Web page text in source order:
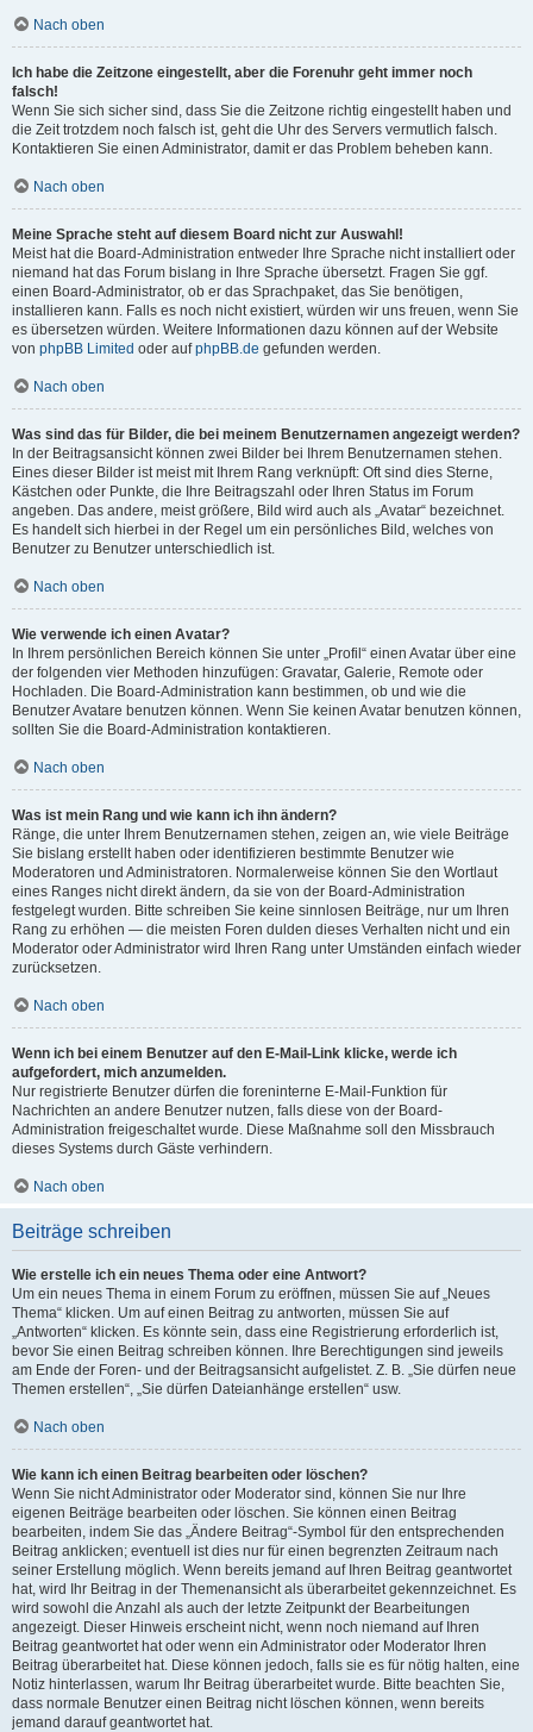
Nach oben
Ich habe die Zeitzone eingestellt, aber die Forenuhr geht immer noch
falsch!
Wenn Sie sich sicher sind, dass Sie die Zeitzone richtig eingestellt haben und
die Zeit trotzdem noch falsch ist, geht die Uhr des Servers vermutlich falsch.
Kontaktieren Sie einen Administrator, damit er das Problem beheben kann.
Nach oben
Meine Sprache steht auf diesem Board nicht zur Auswahl!
Meist hat die Board-Administration entweder Ihre Sprache nicht installiert oder
niemand hat das Forum bislang in Ihre Sprache übersetzt. Fragen Sie ggf.
einen Board-Administrator, ob er das Sprachpaket, das Sie benötigen,
installieren kann. Falls es noch nicht existiert, würden wir uns freuen, wenn Sie
es übersetzen würden. Weitere Informationen dazu können auf der Website
von phpBB Limited oder aufphpBB.de gefunden werden.
Nach oben
Was sind das für Bilder, die bei meinem Benutzernamen angezeigt werden?
In der Beitragsansicht können zwei Bilder bei Ihrem Benutzernamen stehen.
Eines dieser Bilder ist meist mit Ihrem Rang verknüpft: Oft sind dies Sterne,
Kästchen oder Punkte, die Ihre Beitragszahl oder Ihren Status im Forum
angeben. Das andere, meist größere, Bild wird auch als „Avatar“ bezeichnet.
Es handelt sich hierbei in der Regel um ein persönliches Bild, welches von
Benutzer zu Benutzer unterschiedlich ist.
Nach oben
Wie verwende ich einen Avatar?
In Ihrem persönlichen Bereich können Sie unter „Profil“ einen Avatar über eine
der folgenden vier Methoden hinzufügen: Gravatar, Galerie, Remote oder
Hochladen. Die Board-Administration kann bestimmen, ob und wie die
Benutzer Avatare benutzen können. Wenn Sie keinen Avatar benutzen können,
sollten Sie die Board-Administration kontaktieren.
Nach oben
Was ist mein Rang und wie kann ich ihn ändern?
Ränge, die unter Ihrem Benutzernamen stehen, zeigen an, wie viele Beiträge
Sie bislang erstellt haben oder identifizieren bestimmte Benutzer wie
Moderatoren und Administratoren. Normalerweise können Sie den Wortlaut
eines Ranges nicht direkt ändern, da sie von der Board-Administration
festgelegt wurden. Bitte schreiben Sie keine sinnlosen Beiträge, nur um Ihren
Rang zu erhöhen — die meisten Foren dulden dieses Verhalten nicht und ein
Moderator oder Administrator wird Ihren Rang unter Umständen einfach wieder
zurücksetzen.
Nach oben
Wenn ich bei einem Benutzer auf den E-Mail-Link klicke, werde ich
aufgefordert, mich anzumelden.
Nur registrierte Benutzer dürfen die foreninterne E-Mail-Funktion für
Nachrichten an andere Benutzer nutzen, falls diese von der Board-
Administration freigeschaltet wurde. Diese Maßnahme soll den Missbrauch
dieses Systems durch Gäste verhindern.
Nach oben
Beiträge schreiben
Wie erstelle ich ein neues Thema oder eine Antwort?
Um ein neues Thema in einem Forum zu eröffnen, müssen Sie auf „Neues
Thema“ klicken. Um auf einen Beitrag zu antworten, müssen Sie auf
„Antworten“ klicken. Es könnte sein, dass eine Registrierung erforderlich ist,
bevor Sie einen Beitrag schreiben können. Ihre Berechtigungen sind jeweils
am Ende der Foren- und der Beitragsansicht aufgelistet. Z. B. „Sie dürfen neue
Themen erstellen“, „Sie dürfen Dateianhänge erstellen“ usw.
Nach oben
Wie kann ich einen Beitrag bearbeiten oder löschen?
Wenn Sie nicht Administrator oder Moderator sind, können Sie nur Ihre
eigenen Beiträge bearbeiten oder löschen. Sie können einen Beitrag
bearbeiten, indem Sie das „Ändere Beitrag“-Symbol für den entsprechenden
Beitrag anklicken; eventuell ist dies nur für einen begrenzten Zeitraum nach
seiner Erstellung möglich. Wenn bereits jemand auf Ihren Beitrag geantwortet
hat, wird Ihr Beitrag in der Themenansicht als überarbeitet gekennzeichnet. Es
wird sowohl die Anzahl als auch der letzte Zeitpunkt der Bearbeitungen
angezeigt. Dieser Hinweis erscheint nicht, wenn noch niemand auf Ihren
Beitrag geantwortet hat oder wenn ein Administrator oder Moderator Ihren
Beitrag überarbeitet hat. Diese können jedoch, falls sie es für nötig halten, eine
Notiz hinterlassen, warum Ihr Beitrag überarbeitet wurde. Bitte beachten Sie,
dass normale Benutzer einen Beitrag nicht löschen können, wenn bereits
jemand darauf geantwortet hat.